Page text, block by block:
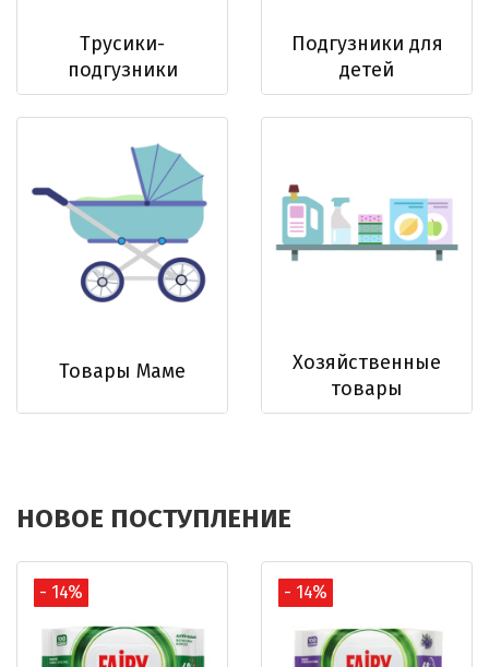
Трусики-
подгузники
Подгузники для
детей
Товары Маме
Хозяйственные
товары
НОВОЕ ПОСТУПЛЕНИЕ
- 14% - 14%